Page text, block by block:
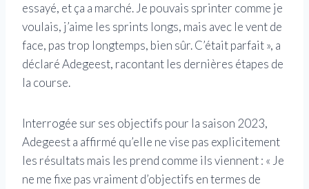
essayé, et ça a marché. Je pouvais sprinter comme je
voulais, j’aime les sprints longs, mais avec le vent de
face, pas trop longtemps, bien sûr. C’était parfait », a
déclaré Adegeest, racontant les dernières étapes de
la course.
Interrogée sur ses objectifs pour la saison 2023,
Adegeest a affirmé qu’elle ne vise pas explicitement
les résultats mais les prend comme ils viennent : « Je
ne me fixe pas vraiment d’objectifs en termes de